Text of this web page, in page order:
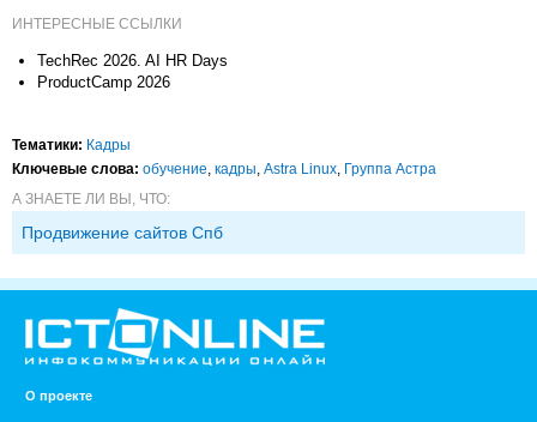
ИНТЕРЕСНЫЕ ССЫЛКИ
TechRec 2026. AI HR Days
ProductCamp 2026
Тематики: Кадры
Ключевые слова: обучение, кадры, Astra Linux, Группа Астра
А ЗНАЕТЕ ЛИ ВЫ, ЧТО:
Продвижение сайтов Спб
О проекте